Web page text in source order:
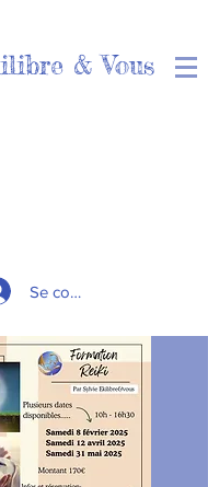
& Vous
Se connecter